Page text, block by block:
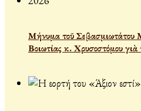
Μήνυμα τοῦ Σεβασμιωτάτου
Βοιωτίας κ. Χρυσοστόμου